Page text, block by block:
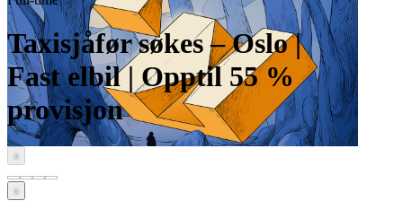
Taxisjåfør søkes – Oslo |
Fast elbil | Opptil 55 %
provisjon
‹
›